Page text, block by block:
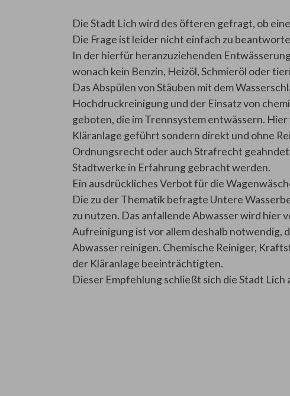
Die Stadt Lich wird des öfteren gefragt, ob
Die Frage ist leider nicht einfach zu
In der hierfür heranzuziehenden
wonach kein Benzin, Heizöl, Schmieröl oder
Das Abspülen von Stäuben mit dem
Hochdruckreinigung und der Einsatz von
geboten, die im Trennsystem entwässern.
Kläranlage geführt sondern direkt und ohne
Ordnungsrecht oder auch Strafrecht
Stadtwerke in Erfahrung gebracht werden.
Ein ausdrückliches Verbot für die
Die zu der Thematik befragte Untere
zu nutzen. Das anfallende Abwasser wird hier
Aufreinigung ist vor allem deshalb notwendig,
Abwasser reinigen. Chemische Reiniger,
der Kläranlage beeinträchtigten.
Dieser Empfehlung schließt sich die Stadt Lich